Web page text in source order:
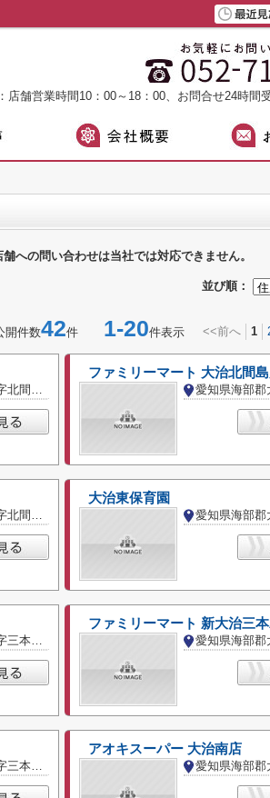
店舗営業時間10：00～18：00、お問合せ24時間
への問い合わせは当社では対応できません。
並び順：
開件数42件 1-20件表示 <<前へ 1
愛知県海部郡大治町大字北間島字宮西
ファミリーマート 大治北間
愛知県海部郡大治町大字北間島字屋敷
大治東保育園
愛知県海部郡大治町大字三本木字堅田
ファミリーマート 新大治三
愛知県海部郡大治町大字三本木字堅田
アオキスーパー 大治南店